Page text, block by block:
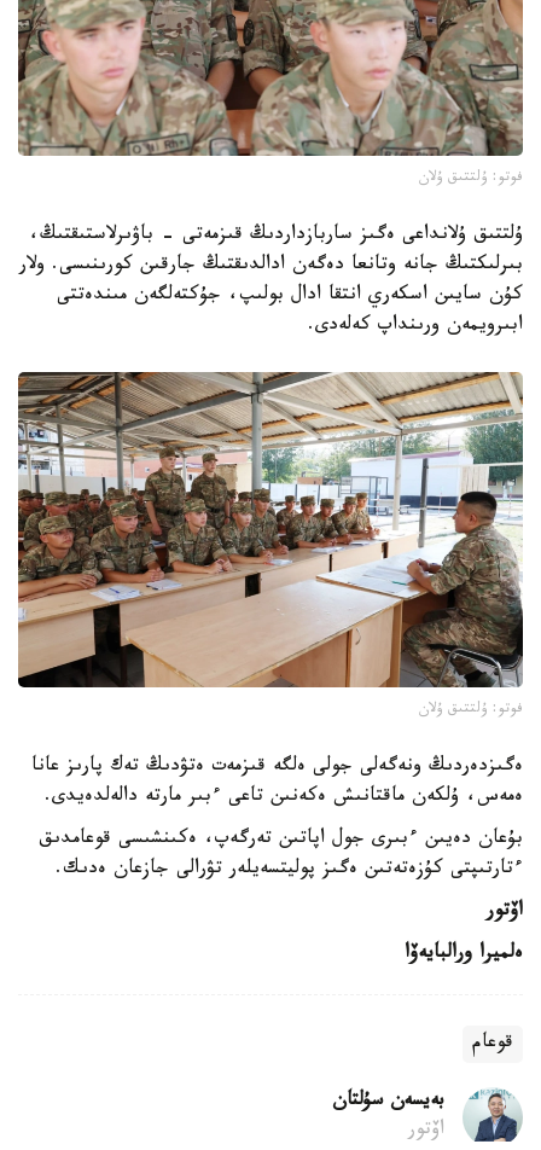
فوتو: ۇلتتىق ۇلان
ۇلتتىق ۇلانداعى ەگىز ساربازداردىڭ قىزمەتى - باۋىرلاستىقتىڭ،
بىرلىكتىڭ جانە وتانعا دەگەن ادالدىقتىڭ جارقىن كورىنىسى. ولار
كۇن سايىن اسكەري انتقا ادال بولىپ، جۇكتەلگەن مىندەتتى
ابىرويمەن ورىنداپ كەلەدى.
فوتو: ۇلتتىق ۇلان
ەگىزدەردىڭ ونەگەلى جولى ەلگە قىزمەت ەتۋدىڭ تەك پارىز عانا
ەمەس، ۇلكەن ماقتانىش ەكەنىن تاعى ءبىر مارتە دالەلدەيدى.
بۇعان دەيىن ءبىرى جول اپاتىن تەرگەپ، ەكىنشىسى قوعامدىق
ءتارتىپتى كۇزەتەتىن ەگىز پوليتسەيلەر تۋرالى جازعان ەدىك.
اۆتور
ەلميرا ورالبايەۆا
قوعام
بەيسەن سۇلتان
اۆتور